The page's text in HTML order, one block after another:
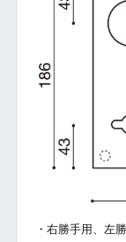
・右勝手用、左